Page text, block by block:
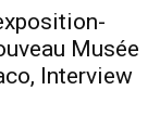
Musée
Interview